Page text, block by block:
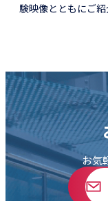
験映像とともにご紹
お気